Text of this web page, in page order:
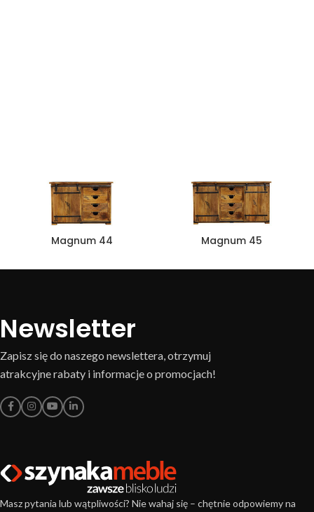
Magnum 44 Magnum 45
Newsletter
Zapisz się do naszego newslettera, otrzymuj
atrakcyjne rabaty i informacje o promocjach!
Masz pytania lub wątpliwości? Nie wahaj się – chętnie odpowiemy na